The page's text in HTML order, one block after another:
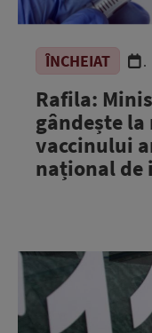
ÎNCHEIAT .
Rafila:
gândește
vaccinului
național de